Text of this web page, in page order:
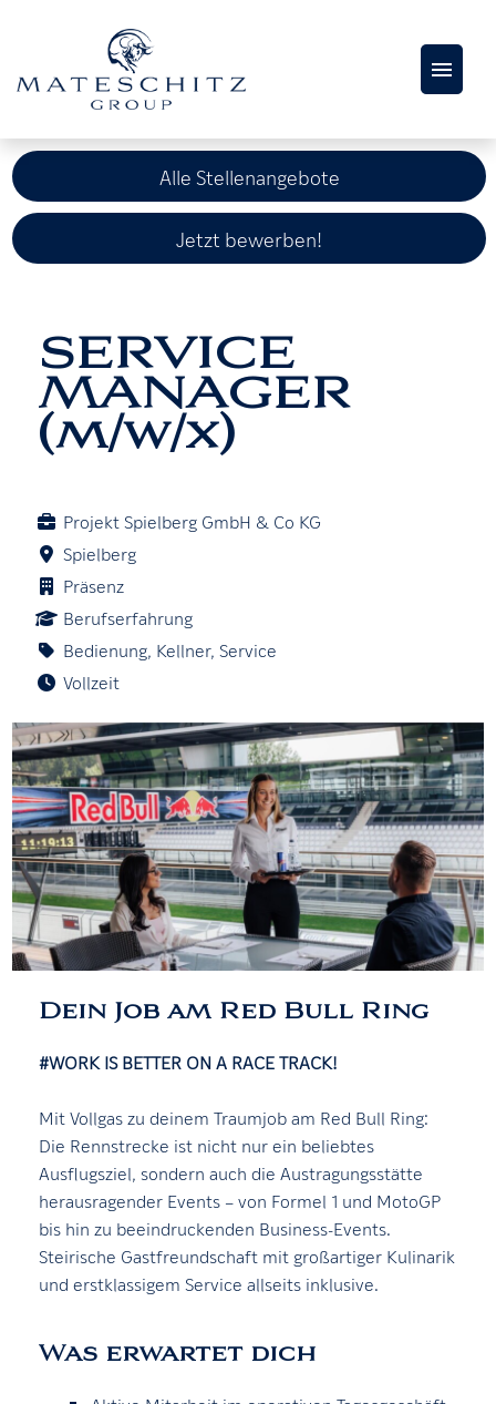
AKTUELLE
STELLENANGEBOTE
KARRIERESEITE
Alle Stellenangebote
Jetzt bewerben!
SERVICE
MANAGER
(m/w/x)
Projekt Spielberg GmbH & Co KG
Spielberg
Präsenz
Berufserfahrung
Bedienung, Kellner, Service
Vollzeit
Dein Job am Red Bull Ring
#WORK IS BETTER ON A RACE TRACK!
Mit Vollgas zu deinem Traumjob am Red Bull Ring:
Die Rennstrecke ist nicht nur ein beliebtes
Ausflugsziel, sondern auch die Austragungsstätte
herausragender Events – von Formel 1 und MotoGP
bis hin zu beeindruckenden Business-Events.
Steirische Gastfreundschaft mit großartiger Kulinarik
und erstklassigem Service allseits inklusive.
Was erwartet dich